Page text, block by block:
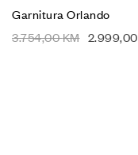
Garnitura Orlando
3.754,00KM 2.999,00